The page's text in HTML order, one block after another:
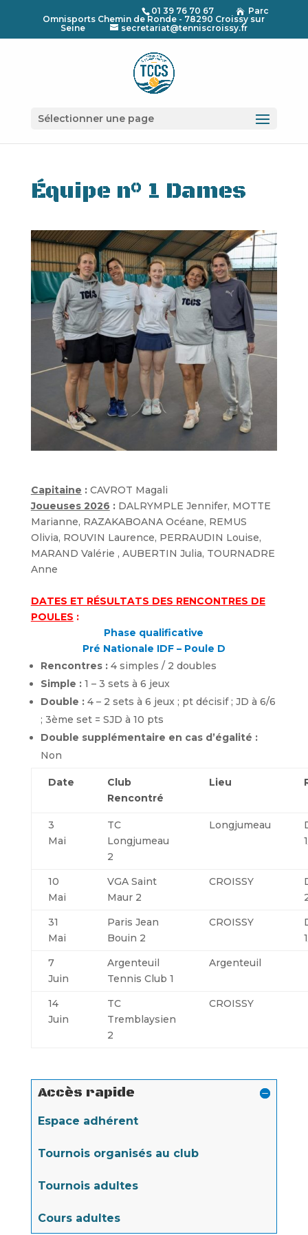
01 39 76 70 67  Parc
Omnisports Chemin de Ronde - 78290 Croissy sur
Seine
secretariat@tenniscroissy.fr
Sélectionner une page
Équipe n° 1 Dames
Capitaine :CAVROT Magali
Joueuses 2026 :DALRYMPLE Jennifer, MOTTE
Marianne, RAZAKABOANA Océane, REMUS
Olivia, ROUVIN Laurence, PERRAUDIN Louise,
MARAND Valérie , AUBERTIN Julia, TOURNADRE
Anne
DATES ET RÉSULTATS DES RENCONTRES DE
POULES :
Phase qualificative
Pré Nationale IDF – Poule D
Rencontres :4 simples / 2 doubles
Simple :1 – 3 sets à 6 jeux
Double :4 – 2 sets à 6 jeux ; pt décisif ; JD à 6/6
; 3ème set = SJD à 10 pts
Double supplémentaire en cas d’égalité :
Non
Date
Club
Rencontré
Lieu
3
Mai
TC
Longjumeau
2
Longjumeau
10
Mai
VGA Saint
Maur 2
CROISSY
31
Mai
Paris Jean
Bouin 2
CROISSY
7
Juin
Argenteuil
Tennis Club 1
Argenteuil
14
Juin
TC
Tremblaysien
2
CROISSY
Accès rapide
Espace adhérent
Tournois organisés au club
Tournois adultes
Cours adultes